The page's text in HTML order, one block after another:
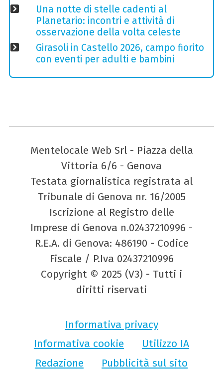
Una notte di stelle cadenti al
Planetario: incontri e attività di
osservazione della volta celeste
Girasoli in Castello 2026, campo fiorito
con eventi per adulti e bambini
Mentelocale Web Srl - Piazza della
Vittoria 6/6 - Genova
Testata giornalistica registrata al
Tribunale di Genova nr. 16/2005
Iscrizione al Registro delle
Imprese di Genova n.02437210996 -
R.E.A. di Genova: 486190 - Codice
Fiscale / P.Iva 02437210996
Copyright © 2025 (V3) - Tutti i
diritti riservati
Informativa privacy
Informativa cookie
Utilizzo IA
Redazione
Pubblicità sul sito